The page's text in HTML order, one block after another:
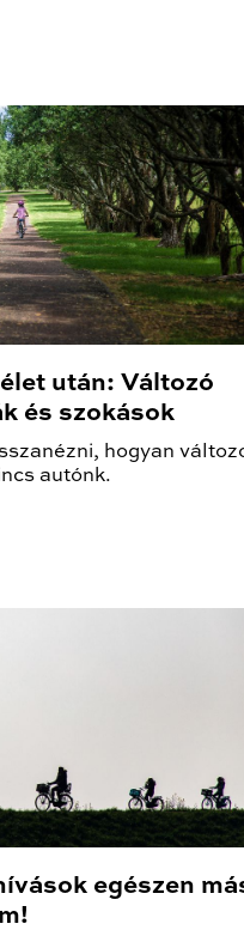
után: Változó
és szokások
hogyan
autónk.
egészen